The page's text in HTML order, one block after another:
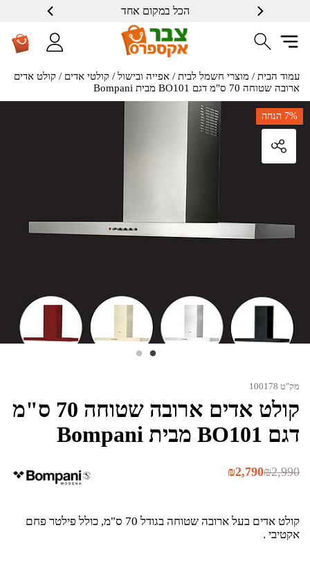
הכל במקום אחד
עמוד הבית / מוצרי חשמל לבית / אפייה ובישול / קולטי אדים / קולט אדים
ארובה שטוחה 70 ס"מ דגם BO101 מבית Bompani
7% הנחה
מק"ט 100178
קולט אדים ארובה שטוחה 70 ס"מ
דגם BO101 מבית Bompani
₪2,990
המחיר
₪2,990.
₪2,790 המחיר
₪2,790.
קולט אדים בעל ארובה שטוחה בגודל 70 ס"מ, כולל פילטר פחם
אקטיבי .